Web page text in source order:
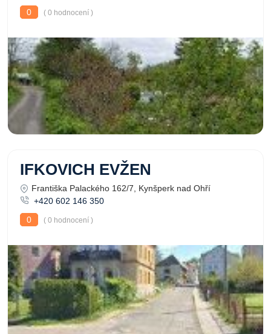
0 ( 0 hodnocení )
IFKOVICH EVŽEN
Františka Palackého 162/7, Kynšperk nad Ohří
+420 602 146 350
0
( 0 hodnocení )